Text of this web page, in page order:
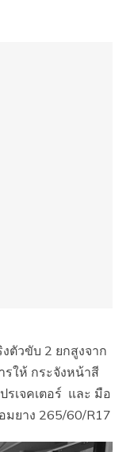
ตัวขับ 2 ยกสูงจาก
ให้ กระจังหน้าสี
รเจคเตอร์ และ มือ
มยาง 265/60/R17